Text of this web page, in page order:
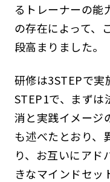
るトレーナーの能
の存在によって、
段高まりました。
研修は3STEPで実
STEP1で、まずは
消と実践イメージ
も述べたとおり、
り、お互いにアド
きなマインドセッ